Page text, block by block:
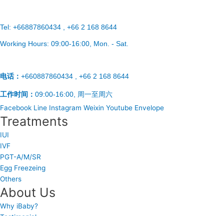
Tel: +66887860434 , +66 2 168 8644
Working Hours: 09:00-16:00 , Mon. - Sat.
电话： +660887860434 , +66 2 168 8644
工作时间： 09:00-16:00, 周一至周六
Facebook Line Instagram Weixin Youtube Envelope
Treatments
IUI
IVF
PGT-A/M/SR
Egg Freezeing
Others
About Us
Why iBaby?